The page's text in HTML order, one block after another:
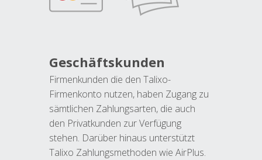
Geschäftskunden
Firmenkunden die den Talixo-
Firmenkonto nutzen, haben Zugang zu
sämtlichen Zahlungsarten, die auch
den Privatkunden zur Verfügung
stehen. Darüber hinaus unterstützt
Talixo Zahlungsmethoden wie AirPlus.